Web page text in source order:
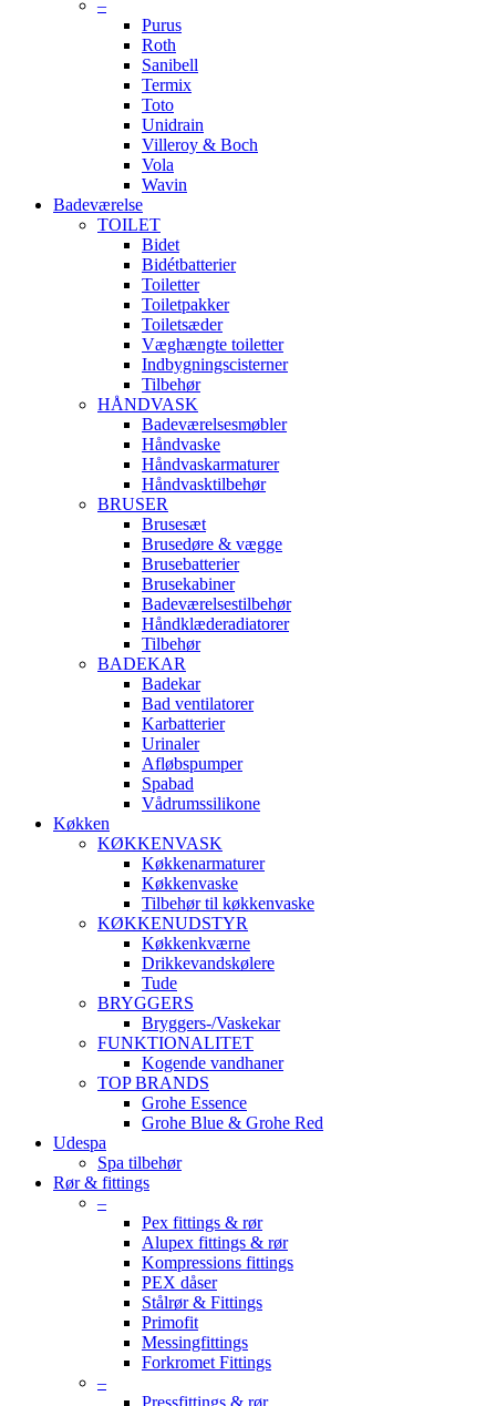
–
Purus
Roth
Sanibell
Termix
Toto
Unidrain
Villeroy & Boch
Vola
Wavin
Badeværelse
TOILET
Bidet
Bidétbatterier
Toiletter
Toiletpakker
Toiletsæder
Væghængte toiletter
Indbygningscisterner
Tilbehør
HÅNDVASK
Badeværelsesmøbler
Håndvaske
Håndvaskarmaturer
Håndvasktilbehør
BRUSER
Brusesæt
Brusedøre & vægge
Brusebatterier
Brusekabiner
Badeværelsestilbehør
Håndklæderadiatorer
Tilbehør
BADEKAR
Badekar
Bad ventilatorer
Karbatterier
Urinaler
Afløbspumper
Spabad
Vådrumssilikone
Køkken
KØKKENVASK
Køkkenarmaturer
Køkkenvaske
Tilbehør til køkkenvaske
KØKKENUDSTYR
Køkkenkværne
Drikkevandskølere
Tude
BRYGGERS
Bryggers-/Vaskekar
FUNKTIONALITET
Kogende vandhaner
TOP BRANDS
Grohe Essence
Grohe Blue & Grohe Red
Udespa
Spa tilbehør
Rør & fittings
–
Pex fittings & rør
Alupex fittings & rør
Kompressions fittings
PEX dåser
Stålrør & Fittings
Primofit
Messingfittings
Forkromet Fittings
–
Pressfittings & rør